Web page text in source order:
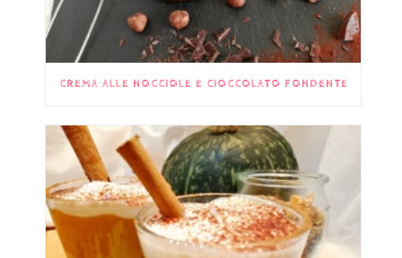
CREMA ALLE NOCCIOLE E CIOCCOLATO FONDENTE